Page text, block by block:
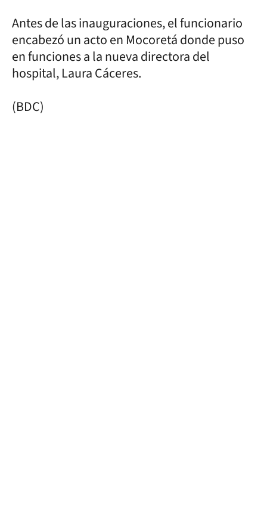
Antes de las inauguraciones, el funcionario
encabezó un acto en Mocoretá donde puso
en funciones a la nueva directora del
hospital, Laura Cáceres.
(BDC)